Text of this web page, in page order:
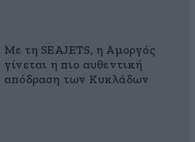
Με τη SEAJETS, η Αμοργός
γίνεται η πιο αυθεντική
απόδραση των Κυκλάδων